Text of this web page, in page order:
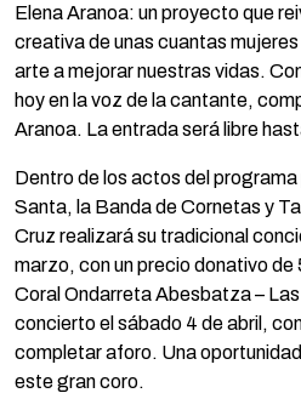
Elena Aranoa: un proyecto que
creativa de unas cuantas
arte a mejorar nuestras vidas.
hoy en la voz de la cantante,
Aranoa. La entrada será libre
Dentro de los actos del
Santa, la Banda de Cornetas y
Cruz realizará su tradicional
marzo, con un precio donativo de
Coral Ondarreta Abesbatza –
concierto el sábado 4 de abril,
completar aforo. Una
este gran coro.